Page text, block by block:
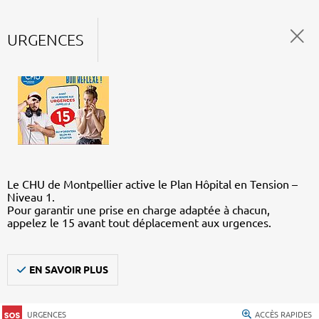
URGENCES
Le CHU de Montpellier active le Plan Hôpital en Tension –
Niveau 1.
Pour garantir une prise en charge adaptée à chacun,
appelez le 15 avant tout déplacement aux urgences.
EN SAVOIR PLUS
URGENCES ACCÈS RAPIDES